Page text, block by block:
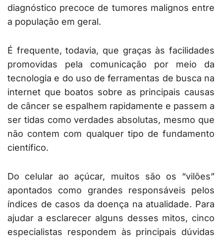
diagnóstico precoce de tumores malignos entre
a população em geral.
É frequente, todavia, que graças às facilidades
promovidas pela comunicação por meio da
tecnologia e do uso de ferramentas de busca na
internet que boatos sobre as principais causas
de câncer se espalhem rapidamente e passem a
ser tidas como verdades absolutas, mesmo que
não contem com qualquer tipo de fundamento
científico.
Do celular ao açúcar, muitos são os “vilões”
apontados como grandes responsáveis pelos
índices de casos da doença na atualidade. Para
ajudar a esclarecer alguns desses mitos, cinco
especialistas respondem às principais dúvidas